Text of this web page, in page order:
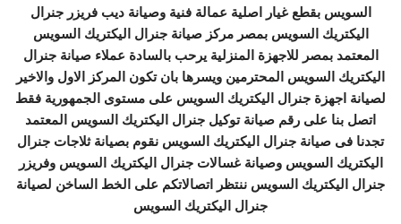
السويس بقطع غيار اصلية عمالة فنية وصيانة ديب فريزر جنرال
اليكتريك السويس بمصر مركز صيانة جنرال اليكتريك السويس
المعتمد بمصر للاجهزة المنزلية يرحب بالسادة عملاء صيانة جنرال
اليكتريك السويس المحترمين ويسرها بان تكون المركز الاول والاخير
لصيانة اجهزة جنرال اليكتريك السويس على مستوى الجمهورية فقط
اتصل بنا على رقم صيانة توكيل جنرال اليكتريك السويس المعتمد
تجدنا فى صيانة جنرال اليكتريك السويس نقوم بصيانة ثلاجات جنرال
اليكتريك السويس وصيانة غسالات جنرال اليكتريك السويس وفريزر
جنرال اليكتريك السويس ننتظر اتصالاتكم على الخط الساخن لصيانة
جنرال اليكتريك السويس